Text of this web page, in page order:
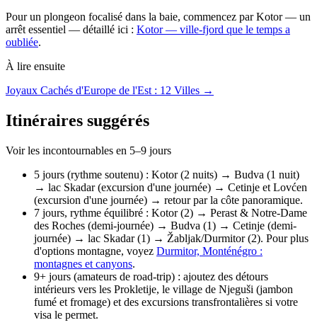
Pour un plongeon focalisé dans la baie, commencez par Kotor — un
arrêt essentiel — détaillé ici : Kotor — ville-fjord que le temps a
oubliée.
À lire ensuite
Joyaux Cachés d'Europe de l'Est : 12 Villes →
Itinéraires suggérés
Voir les incontournables en 5–9 jours
5 jours (rythme soutenu) : Kotor (2 nuits) → Budva (1 nuit)
→ lac Skadar (excursion d'une journée) → Cetinje et Lovćen
(excursion d'une journée) → retour par la côte panoramique.
7 jours, rythme équilibré : Kotor (2) → Perast & Notre-Dame
des Roches (demi-journée) → Budva (1) → Cetinje (demi-
journée) → lac Skadar (1) → Žabljak/Durmitor (2). Pour plus
d'options montagne, voyez Durmitor, Monténégro :
montagnes et canyons.
9+ jours (amateurs de road-trip) : ajoutez des détours
intérieurs vers les Prokletije, le village de Njeguši (jambon
fumé et fromage) et des excursions transfrontalières si votre
visa le permet.